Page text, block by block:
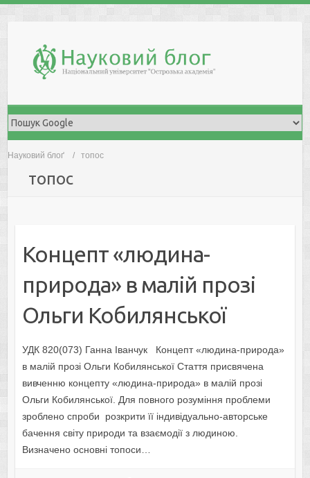
Науковий блоґ топос
топос
Концепт «людина-
природа» в малій прозі
Ольги Кобилянської
УДК 820(073) Ганна Іванчук Концепт «людина-природа»
в малій прозі Ольги Кобилянської Стаття присвячена
вивченню концепту «людина-природа» в малій прозі
Ольги Кобилянської. Для повного розуміння проблеми
зроблено спроби розкрити її індивідуально-авторське
бачення світу природи та взаємодії з людиною.
Визначено основні топоси…